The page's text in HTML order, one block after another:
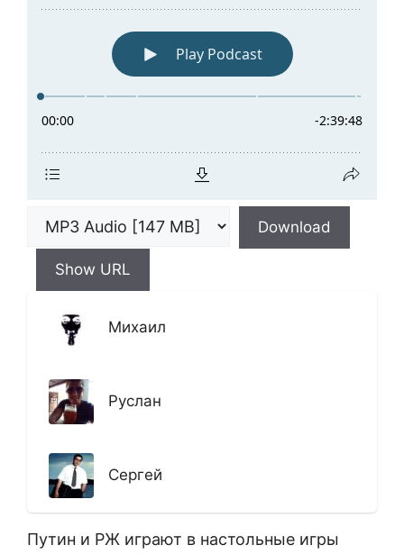
Download
Show URL
Михаил
Руслан
Сергей
Путин и РЖ играют в настольные игры